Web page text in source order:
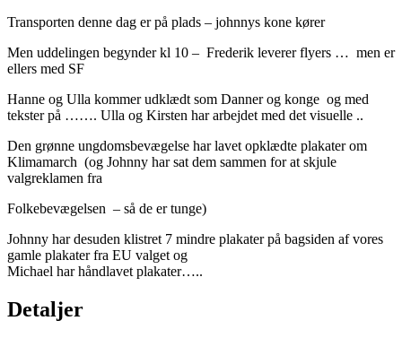
Transporten denne dag er på plads – johnnys kone kører
Men uddelingen begynder kl 10 – Frederik leverer flyers … men er
ellers med SF
Hanne og Ulla kommer udklædt som Danner og konge og med
tekster på ……. Ulla og Kirsten har arbejdet med det visuelle ..
Den grønne ungdomsbevægelse har lavet opklædte plakater om
Klimamarch (og Johnny har sat dem sammen for at skjule
valgreklamen fra
Folkebevægelsen – så de er tunge)
Johnny har desuden klistret 7 mindre plakater på bagsiden af vores
gamle plakater fra EU valget og
Michael har håndlavet plakater…..
Detaljer